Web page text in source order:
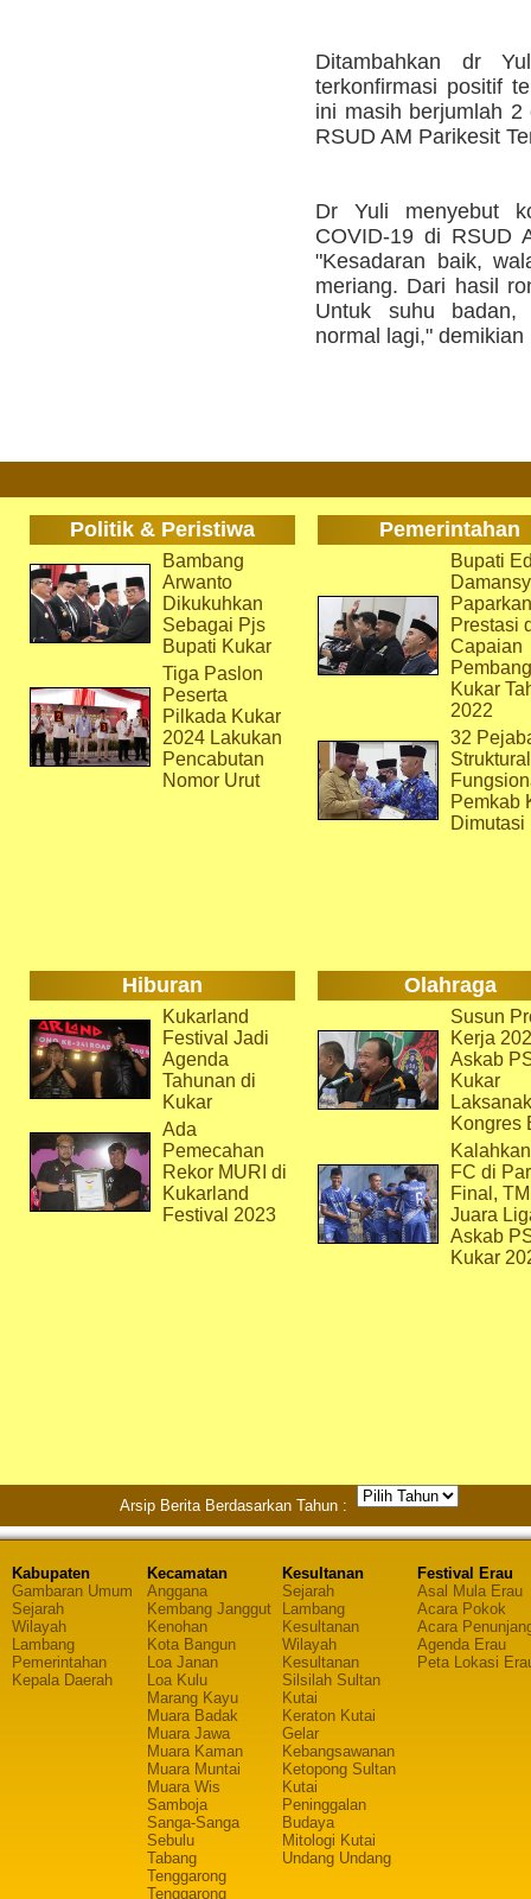
Ditambahkan dr
terkonfirmasi positif
ini masih berjumlah
RSUD AM Parikesit
Dr Yuli menyebut
COVID-19 di RSUD
"Kesadaran baik,
meriang. Dari hasil
Untuk suhu badan,
normal lagi," demikian
Politik & Peristiwa Pemerintahan
Bambang
Arwanto
Dikukuhkan
Sebagai Pjs
Bupati Kukar
Tiga Paslon
Peserta
Pilkada Kukar
2024 Lakukan
Pencabutan
Nomor Urut
Bupati
Paparkan
Prestasi
Capaian
Kukar
2022
32
Pemkab
Dimutasi
Hiburan Olahraga
Kukarland
Festival Jadi
Agenda
Tahunan di
Kukar
Ada
Pemecahan
Rekor MURI di
Kukarland
Festival 2023
Susun
Kerja
Askab
Kukar
Kongres
FC di
Final,
Juara
Askab
Kukar
Arsip Berita Berdasarkan Tahun :
Kabupaten
Gambaran Umum
Sejarah
Wilayah
Lambang
Pemerintahan
Kepala Daerah
Kecamatan
Anggana
Kembang Janggut
Kenohan
Kota Bangun
Loa Janan
Loa Kulu
Marang Kayu
Muara Badak
Muara Jawa
Muara Kaman
Muara Muntai
Muara Wis
Samboja
Sanga-Sanga
Sebulu
Tabang
Tenggarong
Tenggarong
Kesultanan
Sejarah
Lambang
Kesultanan
Wilayah
Kesultanan
Silsilah Sultan
Kutai
Keraton Kutai
Gelar
Kebangsawanan
Ketopong Sultan
Kutai
Peninggalan
Budaya
Mitologi Kutai
Undang Undang
Festival Erau
Asal Mula Erau
Acara Pokok
Acara
Agenda Erau
Peta Lokasi